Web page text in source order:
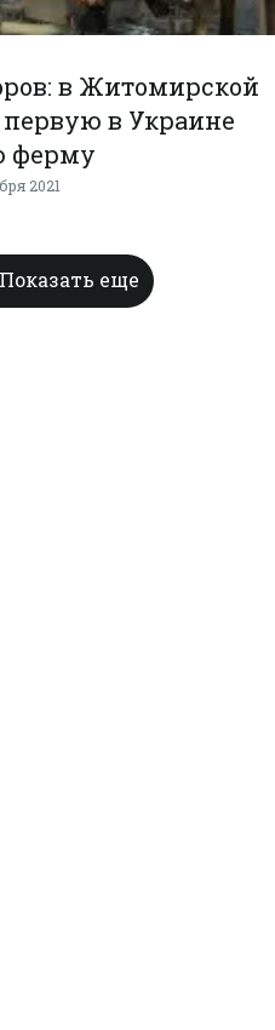
в Житомирской
первую в Украине
ферму
2021
Показать еще